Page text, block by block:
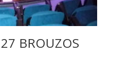
BROUZOS